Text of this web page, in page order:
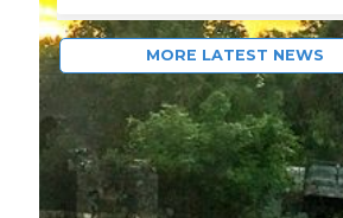
MORE LATEST NEWS